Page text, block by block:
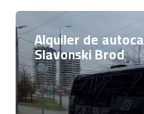
Alquiler de
Slavonski Brod